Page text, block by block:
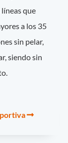
que
a los 35
sin pelar,
siendo sin